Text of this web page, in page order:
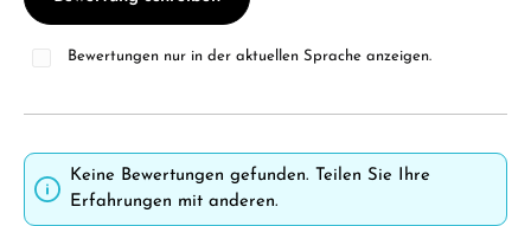
Bewertungen nur in der aktuellen Sprache anzeigen.
Keine Bewertungen gefunden. Teilen Sie Ihre
Erfahrungen mit anderen.